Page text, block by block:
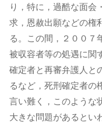
り，特に，過酷な面会
求，恩赦出願などの権
る。この間，２００７
被収容者等の処遇に関
確定者と再審弁護人と
るなど，死刑確定者の
言い難く，このような
大きな問題があるとい